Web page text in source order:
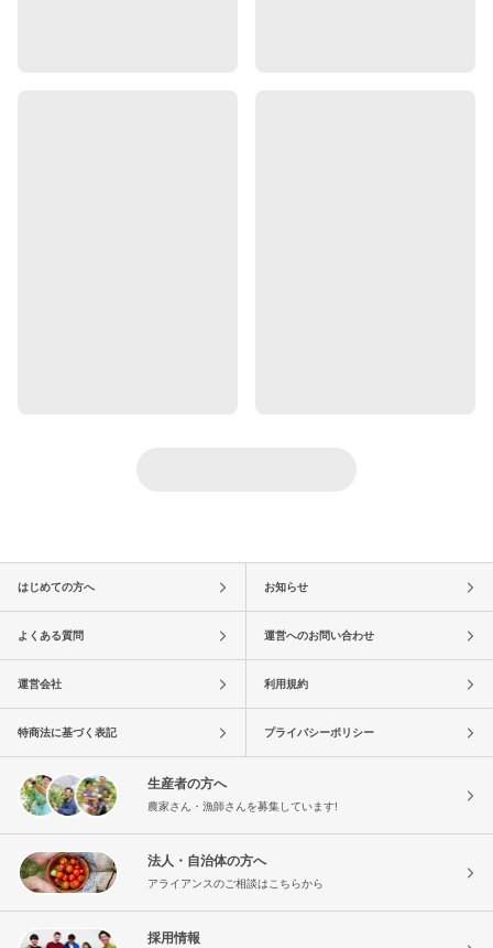
はじめての方へ お知らせ
よくある質問 運営へのお問い合わせ
運営会社 利用規約
特商法に基づく表記 プライバシーポリシー
生産者の方へ
農家さん・漁師さんを募集しています!
法人・自治体の方へ
アライアンスのご相談はこちらから
採用情報